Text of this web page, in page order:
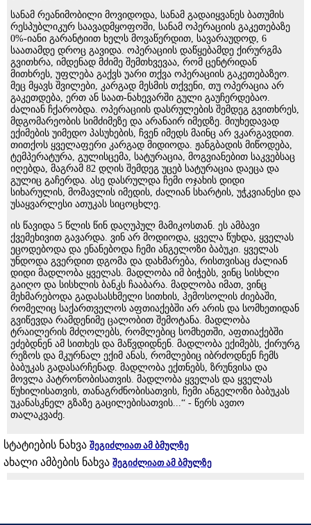
სანამ რეანიმობილი მოვიდოდა, სანამ გადაიყვანეს ბათუმის
რესპუბლიკურ საავადმყოფოში, სანამ ოპერაციის გაკეთებაზე
0%-იანი გარანტიით ხელს მოვაწერდით, სავარაუდოდ, 6
საათამდე დროც გავიდა. ოპერაციის დაწყებამდე ქირურგმა
გვითხრა, იმდენად მძიმე შემთხვევაა, რომ ცენტრიდან
მითხრეს, უფლება გაქვს უარი თქვა ოპერაციის გაკეთებაზეო.
მეც მყავს შვილები, კარგად მესმის თქვენი, თუ ოპერაცია არ
გაკეთდება, ერთ ან საათ-ნახევარში გული გაუჩერდებაო.
ძალიან ჩქარობდა. ოპერაციის დასრულების შემდეგ გვითხრეს,
მდგომარეობის სიმძიმეზე და არანაირ იმედზე. მიუხედავად
ექიმების უიმედო პასუხების, ჩვენ იმედს მაინც არ ვკარგავდით.
თითქოს ყველაფერი კარგად მიდიოდა. ჟანგბადის მიწოდება,
ტემპერატურა, გულისცემა, სატურაცია, მოგვიანებით საკვებსაც
იღებდა, მაგრამ 82 დღის შემდეგ უცებ სატურაცია დაეცა და
გულიც გაჩერდა. ასე დასრულდა ჩემი ოჯახის დიდი
სიხარულის, მომავლის იმედის, ძალიან სხარტის, უჭკვიანესი და
უსაყვარლესი ათუკას სიცოცხლე.
ის წავიდა 5 წლის წინ დაღუპულ მამიკოსთან. ეს ამბავი
ქვემეხივით გავარდა. ვინ არ მოდიოდა, ყველა წუხდა, ყველას
ეცოდებოდა და ენანებოდა ჩემი ანგელოზი ბაბუკი. ყველას
უნდოდა გვერდით დგომა და დახმარება, რისთვისაც ძალიან
დიდი მადლობა ყველას. მადლობა იმ ბიჭებს, ვინც სისხლი
გაიღო და სისხლის ბანკს ჩააბარა. მადლობა იმათ, ვინც
მეხმარებოდა გადასასხმელი სითხის, ჰემოსოლის ძიებაში,
რომელიც საქართველოს აფთიაქებში არ არის და სომხეთიდან
გვიწევდა რამდენიმე ცალობით შემოტანა. მადლობა
ტრაილერის მძღოლებს, რომლებიც სომხეთში, აფთიაქებში
ეძებდნენ ამ სითხეს და მაწვდიდნენ. მადლობა ექიმებს, ქირურგ
რეზოს და მკურნალ ექიმ ანას, რომლებიც იბრძოდნენ ჩემს
ბაბუკას გადასარჩენად. მადლობა ექთნებს, ზრუნვისა და
მოვლა პატრონობისათვის. მადლობა ყველას და ყველას
წუხილისათვის, თანაგრძნობისათვის, ჩემი ანგელოზი ბაბუკას
უკანასკნელ გზაზე გაცილებისათვის...“ - წერს ავთო
თალაკვაძე.
სტატიების ნახვა შეგიძლიათ ამ ბმულზე
ახალი ამბების ნახვა შეგიძლიათ ამ ბმულზე